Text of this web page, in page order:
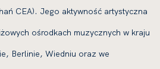
CEA). Jego aktywność artystyczna
ośrodkach muzycznych w kraju
Berlinie, Wiedniu oraz we